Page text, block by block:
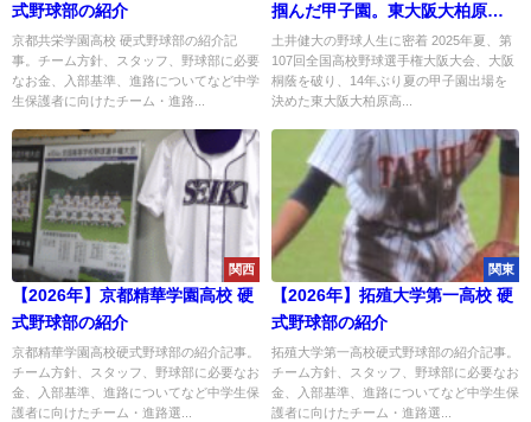
式野球部の紹介
京都共栄学園高校 硬式野球部の紹介記
事。チーム方針、スタッフ、野球部に必要
なお金、入部基準、進路についてなど中学
生保護者に向けたチーム・進路...
掴んだ甲子園。東大阪大柏原・
土井健大監督、信念の最終章
土井健大の野球人生に密着 2025年夏、第
107回全国高校野球選手権大阪大会、大阪
桐蔭を破り、14年ぶり夏の甲子園出場を
決めた東大阪大柏原高...
関西
【2026年】京都精華学園高校 硬
式野球部の紹介
京都精華学園高校硬式野球部の紹介記事。
チーム方針、スタッフ、野球部に必要なお
金、入部基準、進路についてなど中学生保
護者に向けたチーム・進路選...
関東
【2026年】拓殖大学第一高校 硬
式野球部の紹介
拓殖大学第一高校硬式野球部の紹介記事。
チーム方針、スタッフ、野球部に必要なお
金、入部基準、進路についてなど中学生保
護者に向けたチーム・進路選...